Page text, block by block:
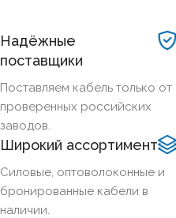
Надёжные
поставщики
Поставляем кабель только от
проверенных российских
заводов.
Широкий ассортимент
Силовые, оптоволоконные и
бронированные кабели в
наличии.